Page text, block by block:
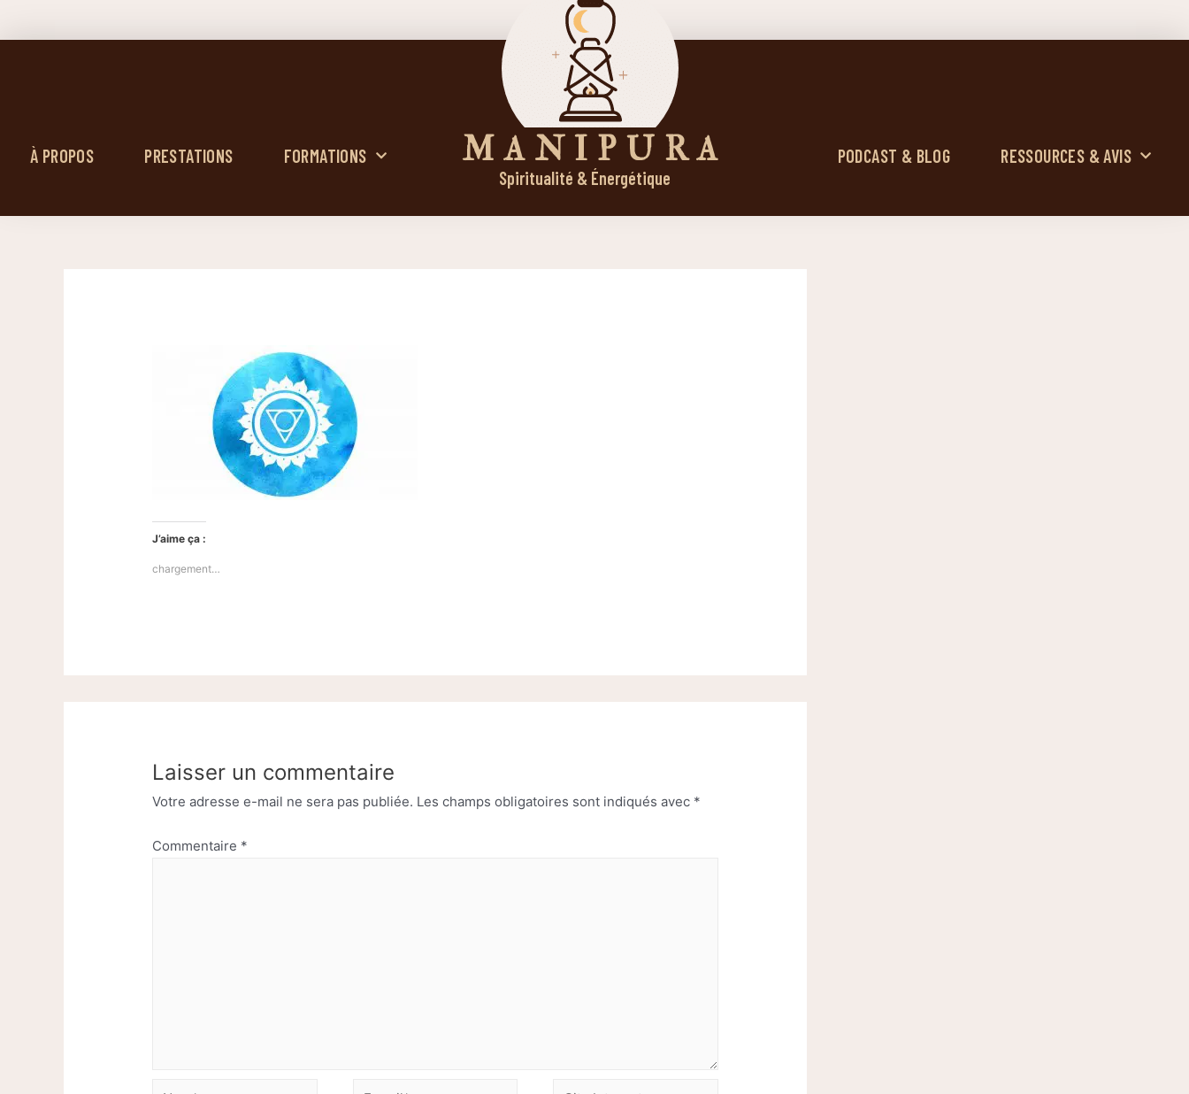
À PROPOS PRESTATIONS FORMATIONS M A N I P U R A PODCAST & BLOG
RESSOURCES & AVIS
Spiritualité & Énergétique
J’aime ça :
chargement…
Laisser un commentaire
Votre adresse e-mail ne sera pas publiée. Les champs obligatoires sont indiqués avec *
Commentaire *